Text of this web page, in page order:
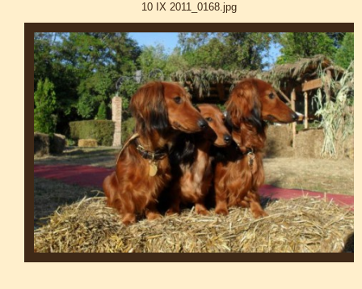
10 IX 2011_0168.jpg